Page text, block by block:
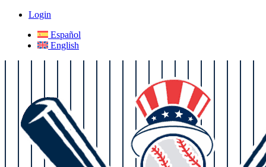
Login
Español
English